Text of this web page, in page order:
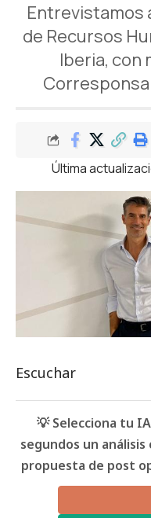
Entrevistamos
de Recursos
Iberia, con
Última
Escuchar
💡 Selecciona tu
segundos un
propuesta de post